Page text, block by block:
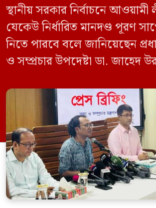
স্থানীয় সরকার নির্বাচনে
যেকেউ নির্ধারিত মানদণ্ড পূরণ
নিতে পারবে বলে জানিয়েছেন
ও সম্প্রচার উপদেষ্টা ডা. জাহেদ
সম্মেলন কক্ষে এক প্রেস ব্রিফিংয়ে
এক প্রশ্নের জবাবে তিনি এ কথা